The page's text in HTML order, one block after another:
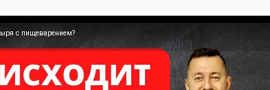
с пищеварением?